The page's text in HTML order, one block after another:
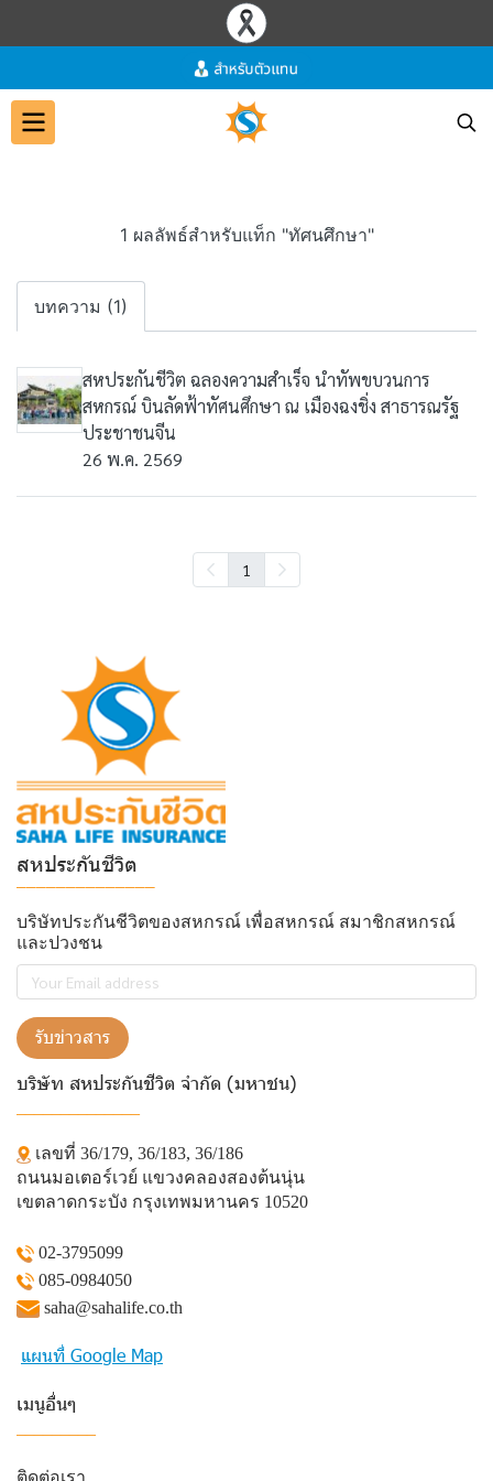
1 ผลลัพธ์สำหรับแท็ก "ทัศนศึกษา"
บทความ (1)
สหประกันชีวิต ฉลองความสำเร็จ นำทัพขบวนการ
สหกรณ์ บินลัดฟ้าทัศนศึกษา ณ เมืองฉงชิ่ง สาธารณรัฐ
ประชาชนจีน
26 พ.ค. 2569
1
สหประกันชีวิต
บริษัทประกันชีวิตของสหกรณ์ เพื่อสหกรณ์ สมาชิกสหกรณ์
และปวงชน
รับข่าวสาร
บริษัท สหประกันชีวิต จำกัด (มหาชน)
เลขที่ 36/179, 36/183, 36/186
ถนนมอเตอร์เวย์ แขวงคลองสองต้นนุ่น
เขตลาดกระบัง กรุงเทพมหานคร 10520
02-3795099
085-0984050
saha@sahalife.co.th
แผนที่ Google Map
เมนูอื่นๆ
ติดต่อเรา